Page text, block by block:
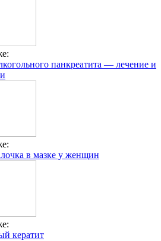
панкреатита — лечение и
в мазке у женщин
кератит